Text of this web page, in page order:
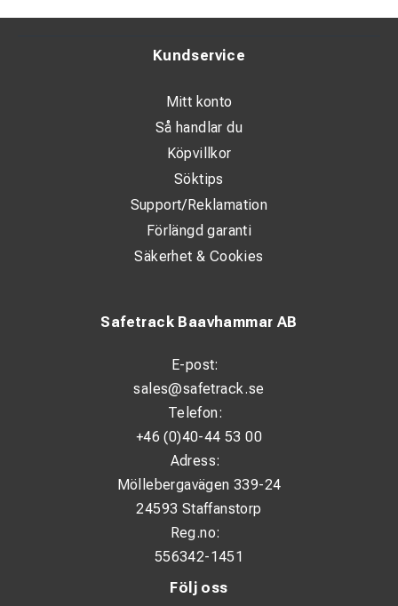
Följ oss
Safetrack Baavhammar AB
E-post:
sales@safetrack.se
Telefon:
+46 (0)40-44 53 00
Adress:
Möllebergavägen 339-24
24593 Staffanstorp
Reg.no:
556342-1451
Kundservice
Mitt konto
Så handlar du
Köpvillkor
Söktips
Support/Reklamation
Förlängd garanti
Säkerhet & Cookies